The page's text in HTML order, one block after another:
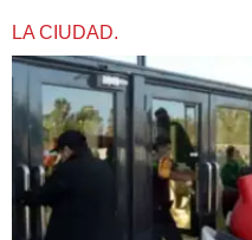
LA CIUDAD.